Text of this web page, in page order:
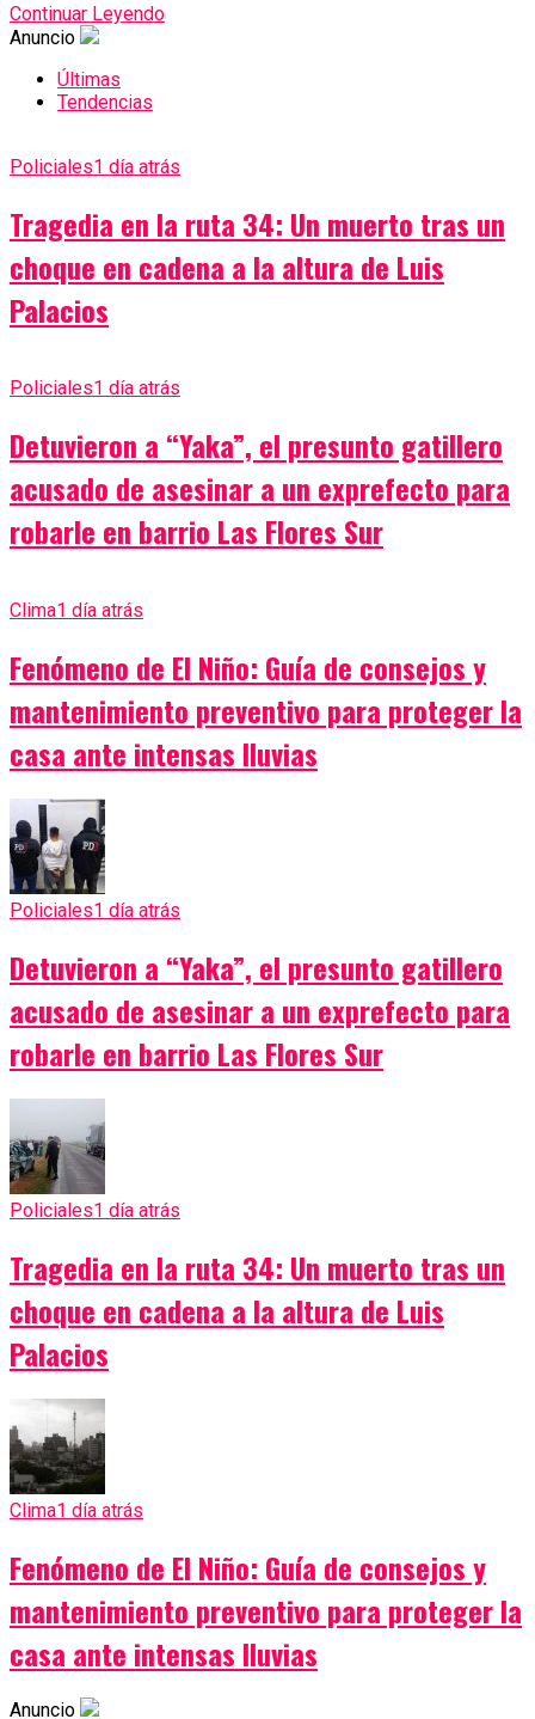
Continuar Leyendo
Anuncio
Últimas
Tendencias
Policiales1 día atrás
Tragedia en la ruta 34: Un muerto tras un
choque en cadena a la altura de Luis
Palacios
Policiales1 día atrás
Detuvieron a “Yaka”, el presunto gatillero
acusado de asesinar a un exprefecto para
robarle en barrio Las Flores Sur
Clima1 día atrás
Fenómeno de El Niño: Guía de consejos y
mantenimiento preventivo para proteger la
casa ante intensas lluvias
Policiales1 día atrás
Detuvieron a “Yaka”, el presunto gatillero
acusado de asesinar a un exprefecto para
robarle en barrio Las Flores Sur
Policiales1 día atrás
Tragedia en la ruta 34: Un muerto tras un
choque en cadena a la altura de Luis
Palacios
Clima1 día atrás
Fenómeno de El Niño: Guía de consejos y
mantenimiento preventivo para proteger la
casa ante intensas lluvias
Anuncio